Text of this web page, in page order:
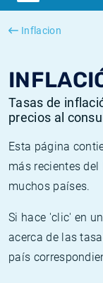
Inflacion
Tasas de
precios al
Esta página
más recientes
muchos países.
Si hace 'clic' en
acerca de las
país
SONIA
Inflación
TONAR - histórico